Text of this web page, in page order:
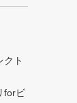
クト
forビ